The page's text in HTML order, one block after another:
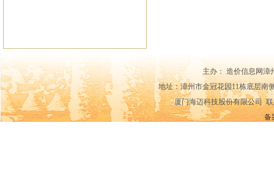
主办： 造价信息网
地址：漳州市金冠花园11栋底层南
厦门海迈科技股份有限公司 联
备